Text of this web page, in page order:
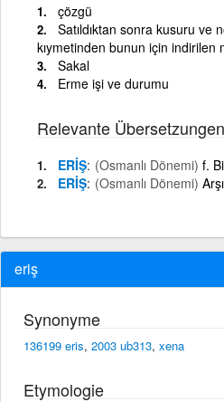
çözgü
Satıldıktan sonra kusuru ve
kıymetinden bunun için indirilen
Sakal
Erme işi ve durumu
Relevante Übersetzungen
ERİŞ (Osmanlı Dönemi) f.
ERİŞ (Osmanlı Dönemi)
eriş
Synonyme
136199 eris, 2003 ub313, xena
Etymologie